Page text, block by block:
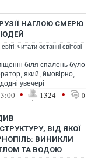
НАГЛОЮ СМЕРЮ
читати останні світові
біля спалень було
який, ймовірно,
увечері
• 1324 • 0
ВІД ЯКОЇ
ВИНИКЛИ
ТА ВОДОЮ